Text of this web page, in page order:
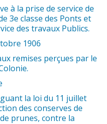
à la prise de service de
3e classe des Ponts et
des travaux Publics.
1906
remises perçues par le
la loi du 11 juillet
des conserves de
prunes, contre la